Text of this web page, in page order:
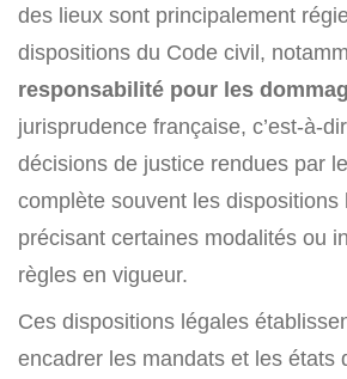
des lieux sont principalement
dispositions du Code civil,
responsabilité pour les
jurisprudence française, c’est-à-
décisions de justice rendues par
complète souvent les dispositions
précisant certaines modalités ou
règles en vigueur.
Ces dispositions légales
encadrer les mandats et les états